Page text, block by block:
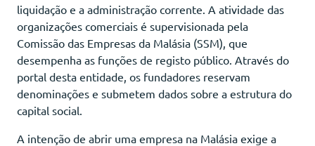
liquidação e a administração corrente. A atividade das
organizações comerciais é supervisionada pela
Comissão das Empresas da Malásia (SSM), que
desempenha as funções de registo público. Através do
portal desta entidade, os fundadores reservam
denominações e submetem dados sobre a estrutura do
capital social.
A intenção de abrir uma empresa na Malásia exige a